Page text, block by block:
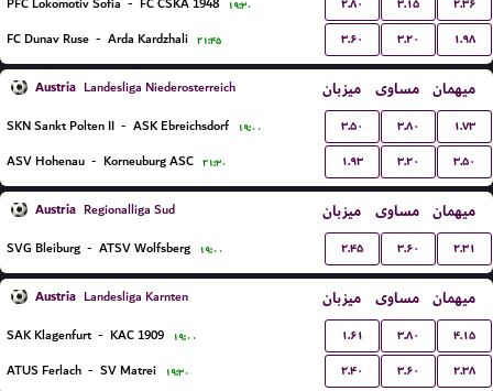
۱۹:۳۰
FC Dunav Ruse - Arda Kardzhali ۲۱:۴۵ ۳.۶۰ ۳.۲۰ ۱.۹۸
Austria Landesliga Niederosterreich میزبان مساوی میهمان
SKN Sankt Polten II - ASK Ebreichsdorf ۱۹:۰۰ ۳.۵۰ ۳.۸۰ ۱.۷۳
ASV Hohenau - Korneuburg ASC ۲۱:۳۰ ۱.۹۳ ۳.۲۰ ۳.۵۰
Austria Regionalliga Sud میزبان مساوی میهمان
SVG Bleiburg - ATSV Wolfsberg ۱۹:۰۰ ۲.۴۵ ۳.۶۰ ۲.۳۱
Austria Landesliga Karnten میزبان مساوی میهمان
SAK Klagenfurt - KAC 1909 ۱۹:۰۰ ۱.۶۱ ۳.۸۰ ۴.۱۵
ATUS Ferlach - SV Matrei ۱۹:۳۰ ۲.۴۰ ۳.۶۰ ۲.۳۸